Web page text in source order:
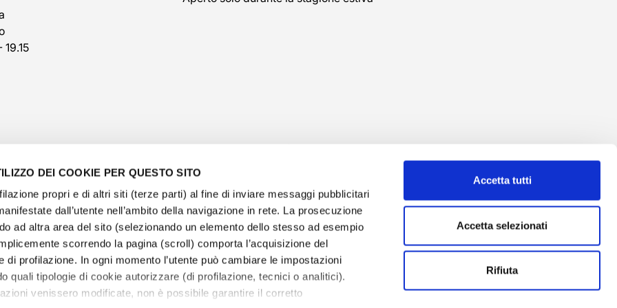
DEI COOKIE PER QUESTO SITO
propri e di altri siti (terze parti) al fine di inviare messaggi pubblicitari
dall’utente nell’ambito della navigazione in rete. La prosecuzione
ad altra area del sito (selezionando un elemento dello stesso ad esempio
scorrendo la pagina (scroll) comporta l’acquisizione del
di profilazione. In ogni momento l’utente può cambiare le impostazioni
quali tipologie di cookie autorizzare (di profilazione, tecnici o analitici).
venissero modificate, non è possibile garantire il corretto
Accetta tutti
Accetta selezionati
Rifiuta
19.15
@veschetti1949-@veschettiboutique
-cookies policy-ethical code -modello di organizzazione
Veschetti Gioielli S.r.l. -Informative Veschetti Gioielli Due S.r.l.